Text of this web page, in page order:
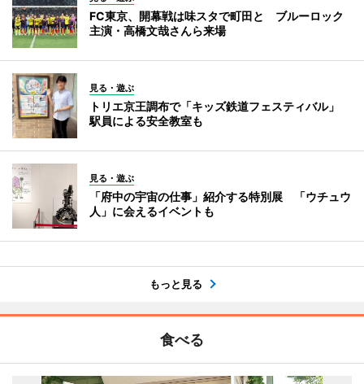
FC東京、開幕戦は味スタで町田と ブルーロック
主演・高橋文哉さんら来場
見る・遊ぶ
トリエ京王調布で「キッズ鉄道フェスティバル」
駅員による安全教室も
見る・遊ぶ
「府中の宇宙の仕事」紹介する特別展 「ウチュウ
人」に会えるイベントも
もっと見る
食べる